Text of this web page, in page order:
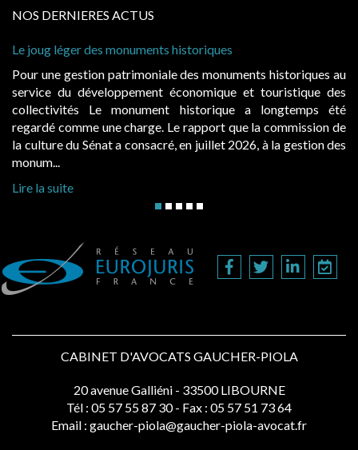
NOS DERNIERES ACTUS
Le joug léger des monuments historiques
Pour une gestion patrimoniale des monuments historiques au
service du développement économique et touristique des
collectivités Le monument historique a longtemps été
regardé comme une charge. Le rapport que la commission de
la culture du Sénat a consacré, en juillet 2026, à la gestion des
monum...
Lire la suite
CABINET D'AVOCATS GAUCHER-PIOLA
20 avenue Galliéni - 33500 LIBOURNE
Tél : 05 57 55 87 30 - Fax : 05 57 51 73 64
Email : gaucher-piola@gaucher-piola-avocat.fr